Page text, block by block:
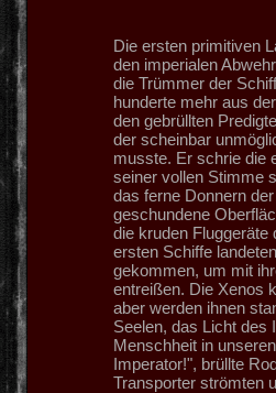
Die ersten primitiven
den imperialen
die Trümmer der
hunderte mehr aus
den gebrüllten
der scheinbar
musste. Er schrie die
seiner vollen Stimme
das ferne Donnern
geschundene
die kruden
ersten Schiffe
gekommen, um mit
entreißen. Die Xenos
aber werden ihnen
Seelen, das Licht des
Menschheit in
Imperator!", brüllte
Transporter strömten